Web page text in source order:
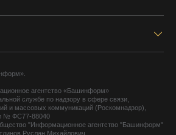
агентство «Башинформ»
службе по надзору в сфере связи,
и массовых коммуникаций (Роскомнадзор),
№ ФС77-88040
"Информационное агентство "Башинформ"
Руслан Михайлович